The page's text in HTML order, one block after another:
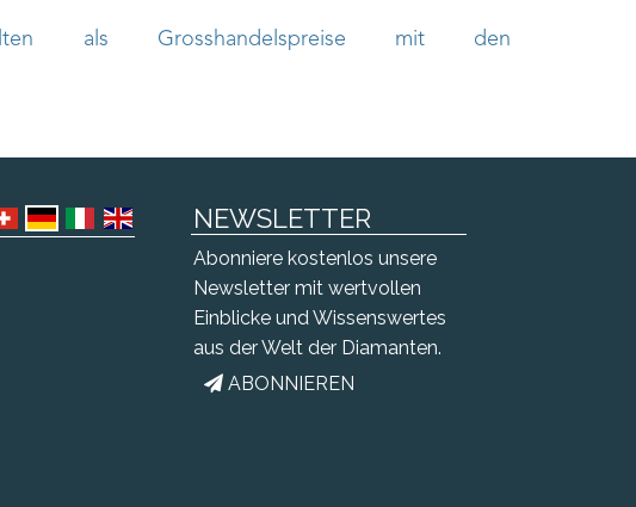
als Grosshandelspreise mit den
ABONNIEREN
NEWSLETTER
Abonniere kostenlos unsere
Newsletter mit wertvollen
Einblicke und Wissenswertes
aus der Welt der Diamanten.